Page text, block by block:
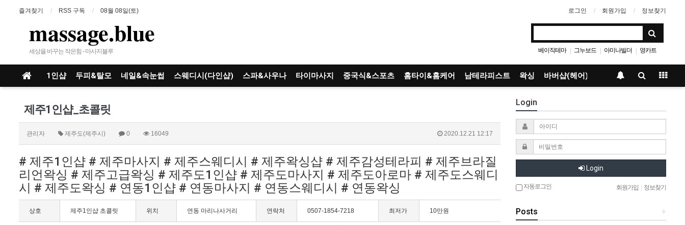
즐겨찾기 RSS 구독 08월 08일(토) 로그인 회원가입 정보찾기
massage.blue
세상을 바꾸는 작은힘 - 마사지블루 베이직테마 | 그누보드 | 아미나빌더 | 영카트
1인샵 두피&탈모 네일&속눈썹 스웨디시(다인샵) 스파&사우나 타이마사지 중국식&스포츠 홈타이&홈케어 남테라피스트 왁싱 바버샵(헤어)
제주1인샵_초콜릿
관리자 제주도(제주시) 0 16049 2020.12.21 12:17
# 제주1인샵 # 제주마사지 # 제주스웨디시 # 제주왁싱샵 # 제주감성테라피 # 제주브라질
리언왁싱 # 제주고급왁싱 # 제주도1인샵 # 제주도마사지 # 제주도아로마 # 제주도스웨디
시 # 제주도왁싱 # 연동1인샵 # 연동마사지 # 연동스웨디시 # 연동왁싱
상호 제주1인샵 초콜릿 위치 연동 마리나사거리 연락처 0507-1854-7218 최저가 10만원
Login
Login
자동로그인 회원가입 정보찾기
+
Posts